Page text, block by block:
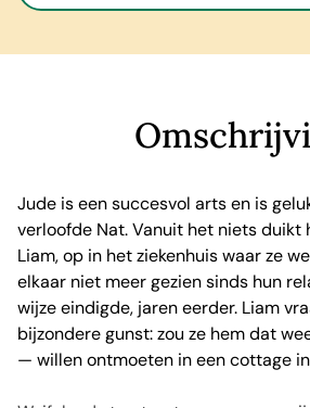
Jude is een succesvol arts en is
verloofde Nat. Vanuit het niets duikt
Liam, op in het ziekenhuis waar ze
elkaar niet meer gezien sinds hun
wijze eindigde, jaren eerder. Liam
bijzondere gunst: zou ze hem dat
— willen ontmoeten in een cottage